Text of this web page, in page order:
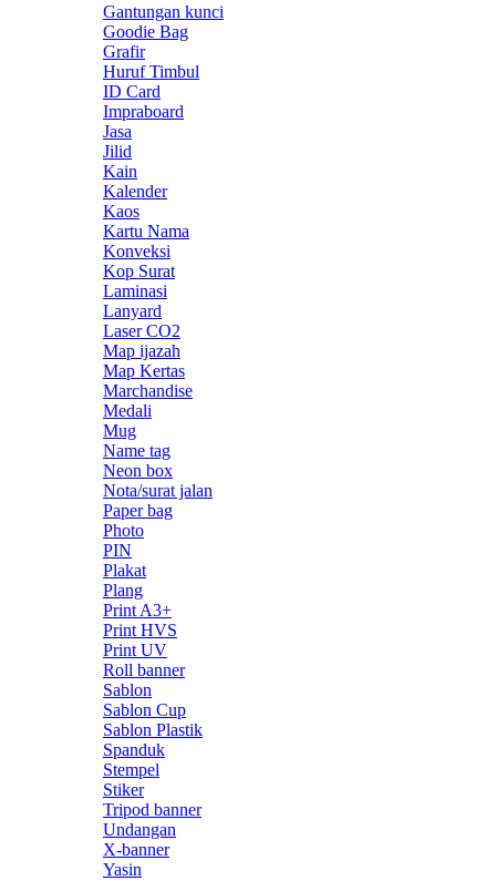
Gantungan kunci
Goodie Bag
Grafir
Huruf Timbul
ID Card
Impraboard
Jasa
Jilid
Kain
Kalender
Kaos
Kartu Nama
Konveksi
Kop Surat
Laminasi
Lanyard
Laser CO2
Map ijazah
Map Kertas
Marchandise
Medali
Mug
Name tag
Neon box
Nota/surat jalan
Paper bag
Photo
PIN
Plakat
Plang
Print A3+
Print HVS
Print UV
Roll banner
Sablon
Sablon Cup
Sablon Plastik
Spanduk
Stempel
Stiker
Tripod banner
Undangan
X-banner
Yasin